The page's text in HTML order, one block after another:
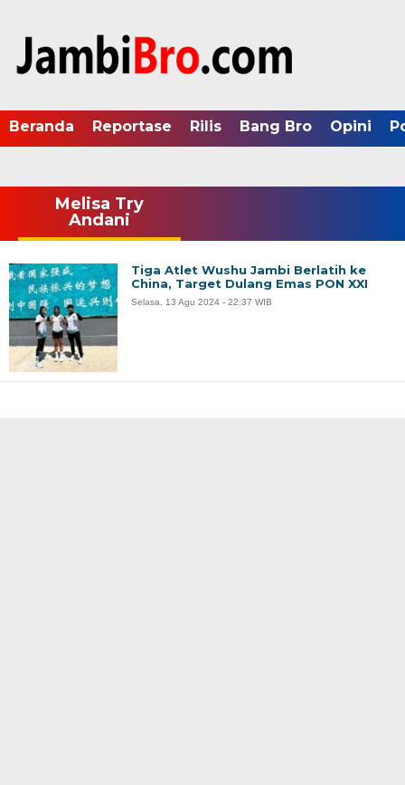
Beranda Reportase Rilis Bang Bro Opini
Melisa Try
Andani
Tiga Atlet Wushu Jambi Berlatih ke
China, Target Dulang Emas PON XXI
Selasa, 13 Agu 2024 - 22:37 WIB